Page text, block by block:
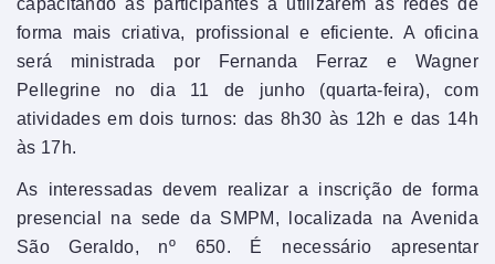
forma mais criativa, profissional e eficiente. A oficina
será ministrada por Fernanda Ferraz e Wagner
Pellegrine no dia 11 de junho (quarta-feira), com
atividades em dois turnos: das 8h30 às 12h e das 14h
às 17h.
As interessadas devem realizar a inscrição de forma
presencial na sede da SMPM, localizada na Avenida
São Geraldo, nº 650. É necessário apresentar